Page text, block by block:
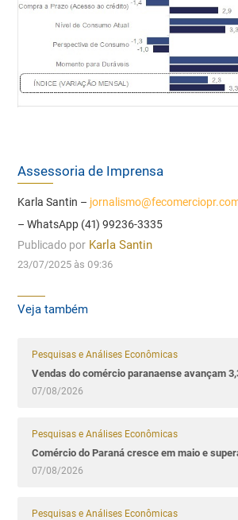
Assessoria de Imprensa
Karla Santin –
– WhatsApp (41) 99236-3335
Publicado por Karla Santin
23/07/2025 às 09:36
Veja também
Pesquisas e Análises Econômicas
Vendas do comércio paranaense avançam
07/08/2026
Pesquisas e Análises Econômicas
Comércio do Paraná cresce em maio e
07/08/2026
Pesquisas e Análises Econômicas